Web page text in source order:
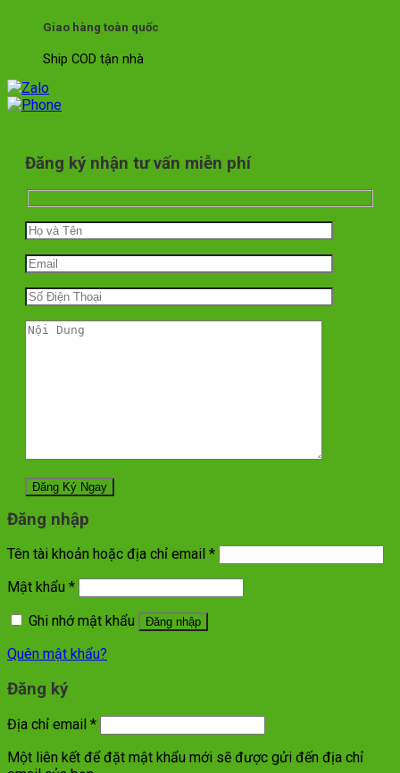
Giao hàng toàn quốc
Ship COD tận nhà
Đăng ký nhận tư vấn miễn phí
Đăng nhập
Tên tài khoản hoặc địa chỉ email *
Mật khẩu *
Ghi nhớ mật khẩu
Đăng nhập
Quên mật khẩu?
Đăng ký
Địa chỉ email *
Một liên kết để đặt mật khẩu mới sẽ được gửi đến địa chỉ